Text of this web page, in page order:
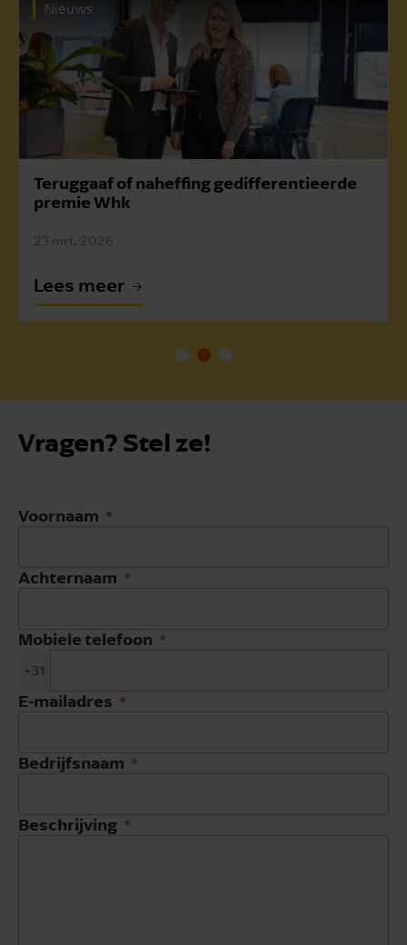
Nieuws
In maart afrekening WKR 2025
20 mrt. 2026
Lees meer
Vragen? Stel ze!
Voornaam
Achternaam
Mobiele telefoon
+31
E-mailadres
Bedrijfsnaam
Beschrijving